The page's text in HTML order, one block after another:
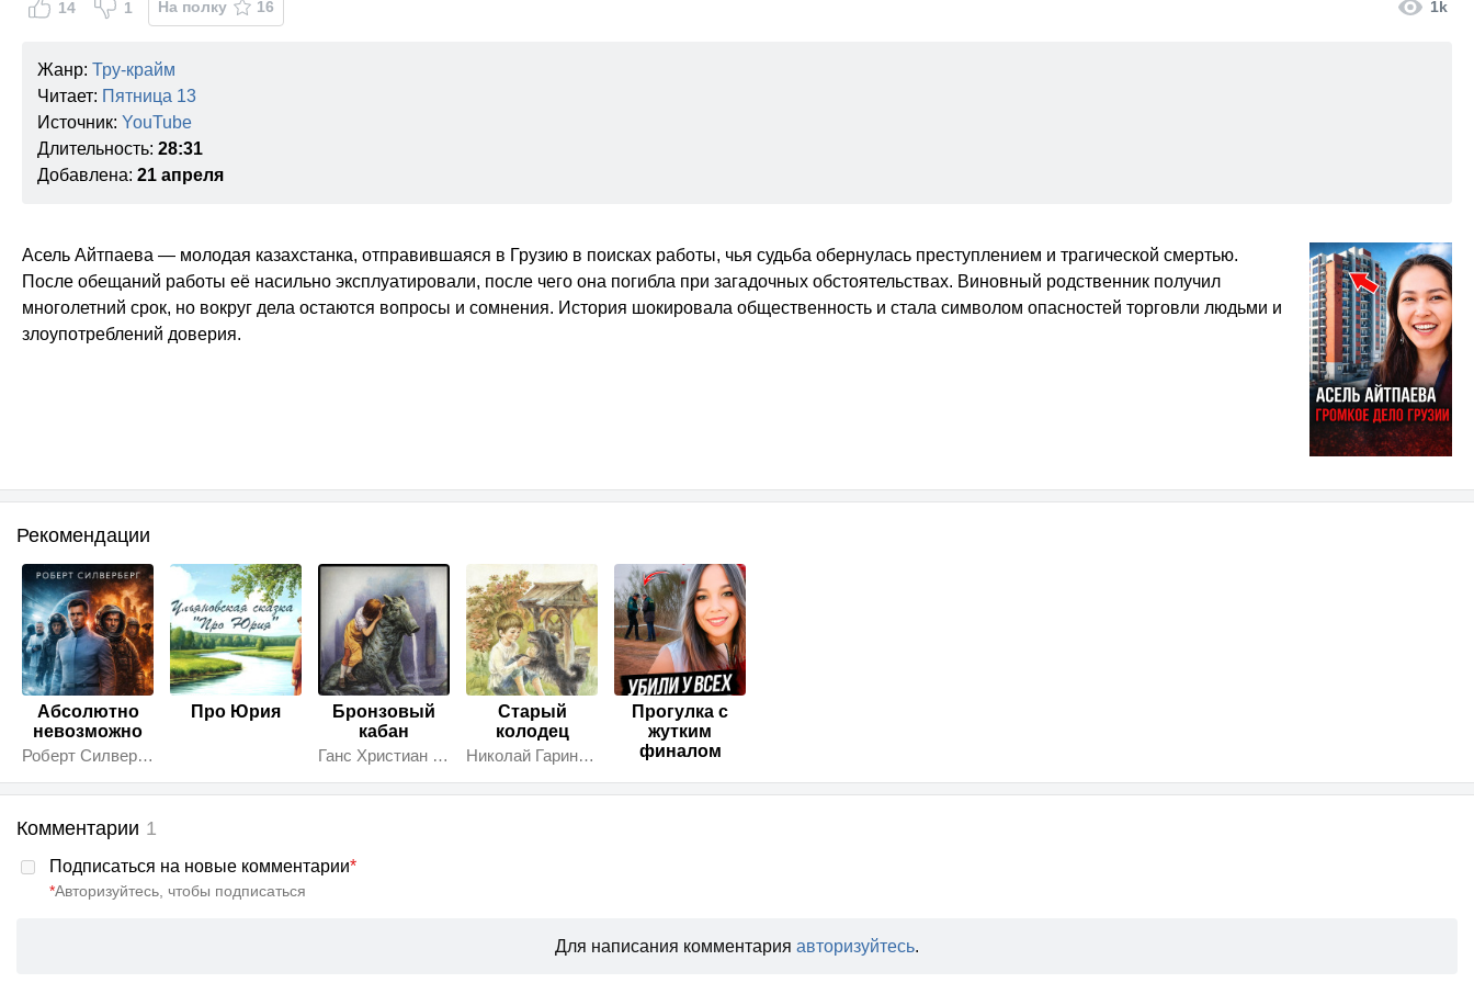
14 1 На полку 16 1k
Жанр: Тру-крайм
Читает: Пятница 13
Источник: YouTube
Длительность: 28:31
Добавлена: 21 апреля
Асель Айтпаева — молодая казахстанка, отправившаяся в Грузию в поисках работы, чья судьба обернулась преступлением и трагической смертью.
После обещаний работы её насильно эксплуатировали, после чего она погибла при загадочных обстоятельствах. Виновный родственник получил
многолетний срок, но вокруг дела остаются вопросы и сомнения. История шокировала общественность и стала символом опасностей торговли людьми и
злоупотреблений доверия.
Рекомендации
Абсолютно
невозможно
Роберт Силверберг
Про Юрия
Бронзовый
кабан
Ганс Христиан Андерсен
Старый
колодец
Николай Гарин-Михайловский
Прогулка с
жутким
финалом
Комментарии 1
Подписаться на новые комментарии*
*Авторизуйтесь, чтобы подписаться
Для написания комментария авторизуйтесь.